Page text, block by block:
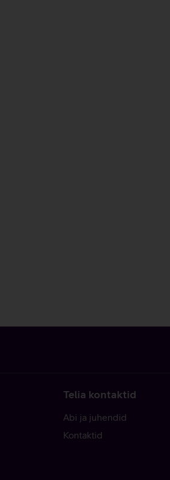
Telia kontaktid
Abi ja juhendid
Kontaktid